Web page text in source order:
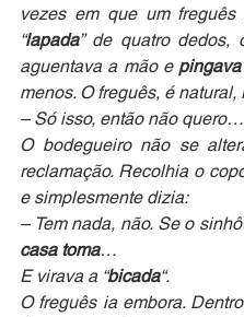
vezes em que um freguês
“lapada” de quatro dedos,
aguentava a mão e pingava
menos. O freguês, é natural,
– Só isso, então não quero…
O bodegueiro não se
reclamação. Recolhia o
e simplesmente dizia:
– Tem nada, não. Se o
casa toma…
E virava a “bicada“.
O freguês ia embora.